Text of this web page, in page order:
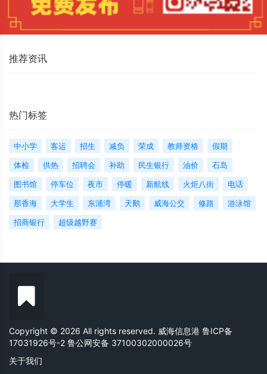
推荐资讯
热门标签
中小学 客运 招生 减负 荣成 教师资格
假期
体检
供热 招聘会 补助 民生银行 油价
石岛
图书馆
停车位 夜市 停暖 新航线 火炬八街
电话
那香海
大学生 东浦湾 天鹅 威海公交 修路
游泳馆
招商银行
超级越野赛
Copyright © 2026 All rights reserved. 威海信息港 鲁ICP备
17031926号-2 鲁公网安备 37100302000026号
关于我们